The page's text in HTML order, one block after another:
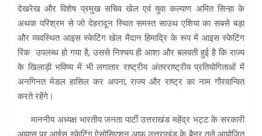
देखरेख और विशेष प्रमुख सचिव खेल एवं युवा कल्याण अमित सिन्हा के
अथक परिश्रम से जो देहरादून स्थित समस्त साउथ एशिया का सबसे बड़ा
और व्यवस्थित आइस स्केटिंग खेल मैदान हिमाद्रि के रूप में आइस स्केटिंग
रिंक उपलब्ध हो गया है, उससे निश्चय ही आशा और बलवती हुई है कि राज्य
के खिलाड़ी भविष्य में भी लगातार राष्ट्रीय अंतरराष्ट्रीय प्रतियोगिताओं में
अनगिनत मेडल हासिल कर अपना, राज्य और राष्ट्र का नाम गौरवान्वित
करते रहेंगे।
माननीय अध्यक्ष भारतीय जनता पार्टी उत्तराखंड महेंद्र भट्ट के सरकारी